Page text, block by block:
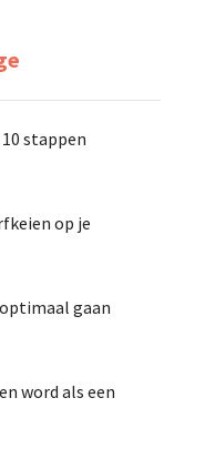
stappen
op je
gaan
word als een